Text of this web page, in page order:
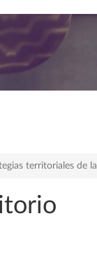
territoriales de